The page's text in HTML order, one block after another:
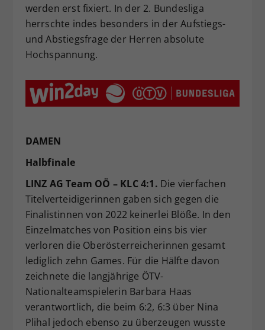
werden erst fixiert. In der 2. Bundesliga
herrschte indes besonders in der Aufstiegs-
und Abstiegsfrage der Herren absolute
Hochspannung.
DAMEN
Halbfinale
LINZ AG Team OÖ – KLC 4:1. Die vierfachen
Titelverteidigerinnen gaben sich gegen die
Finalistinnen von 2022 keinerlei Blöße. In den
Einzelmatches von Position eins bis vier
verloren die Oberösterreicherinnen gesamt
lediglich zehn Games. Für die Hälfte davon
zeichnete die langjährige ÖTV-
Nationalteamspielerin Barbara Haas
verantwortlich, die beim 6:2, 6:3 über Nina
Plihal jedoch ebenso zu überzeugen wusste